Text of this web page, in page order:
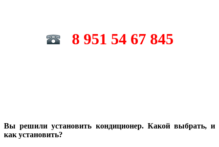
8 951 54 67 845
Вы решили установить кондиционер. Какой выбрать, и
как установить?